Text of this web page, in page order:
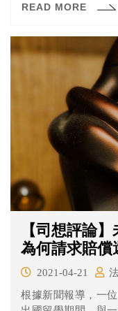
會大眾的矚目，內容
READ MORE
【司想評論
為何請求賠償
2021-04-21
根據新聞報導，一